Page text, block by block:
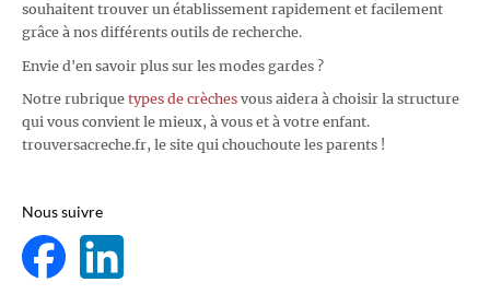
souhaitent trouver un établissement rapidement et facilement
grâce à nos différents outils de recherche.
Envie d'en savoir plus sur les modes gardes ?
Notre rubrique types de crèches vous aidera à choisir la structure
qui vous convient le mieux, à vous et à votre enfant.
trouversacreche.fr, le site qui chouchoute les parents !
Nous suivre